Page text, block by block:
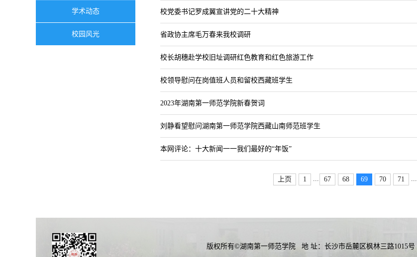
学术动态
校园风光
校党委书记罗成翼宣讲党的二十大精神
省政协主席毛万春来我校调研
校长胡穗赴学校旧址调研红色教育和红色旅游工作
校领导慰问在岗值班人员和留校西藏班学生
2023年湖南第一师范学院新春贺词
刘静看望慰问湖南第一师范学院西藏山南师范班学生
本网评论：十大新闻一一我们最好的“年饭”
上页 1 ... 67 68 69 70 71 ...
版权所有©湖南第一师范学院 地 址：长沙市岳麓区枫林三路1015号